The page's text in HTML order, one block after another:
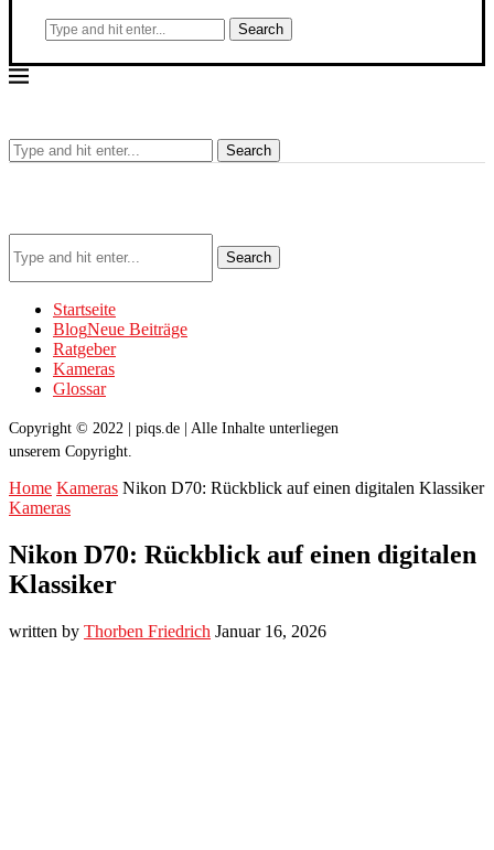
Search
Search
Search
Startseite
BlogNeue Beiträge
Ratgeber
Kameras
Glossar
Copyright © 2022 | piqs.de | Alle Inhalte unterliegen
unserem Copyright.
Home Kameras Nikon D70: Rückblick auf einen digitalen Klassiker
Kameras
Nikon D70: Rückblick auf einen digitalen
Klassiker
written by Thorben Friedrich Januar 16, 2026